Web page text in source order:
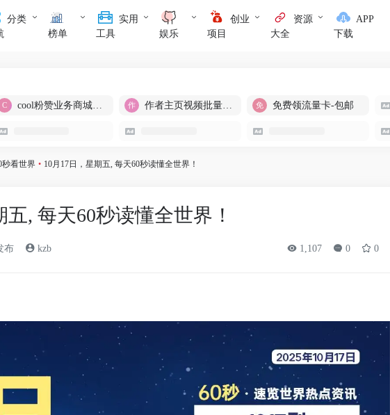
分类
榜单
实用
工具
娱乐
创业
项目
资源
大全
APP
下载
cool粉赞业务商城【爆粉引流】 作者主页视频批量提取 免费领流量卡-包邮
秒看世界 • 10月17日，星期五, 每天60秒读懂全世界！
五, 每天60秒读懂全世界！
布 kzb 1,107 0 0